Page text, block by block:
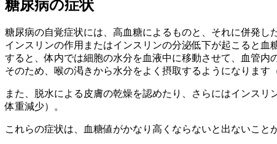
糖尿病の症状
糖尿病の自覚症状には、高血糖によるものと、それに併発し
インスリンの作用またはインスリンの分泌低下が起こると血
すると、体内では細胞の水分を血液中に移動させて、血管内
そのため、喉の渇きから水分をよく摂取するようになります
また、脱水による皮膚の乾燥を認めたり、さらにはインス
体重減少）。
これらの症状は、血糖値がかなり高くならないと出ないこと